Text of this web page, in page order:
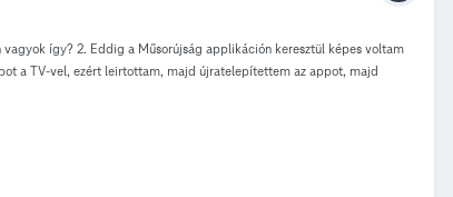
így? 2. Eddig a Műsorújság applikáción keresztül képes voltam
a TV-vel, ezért leirtottam, majd újratelepítettem az appot, majd